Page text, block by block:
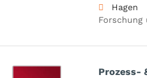
Hagen
Forschung
Prozess-